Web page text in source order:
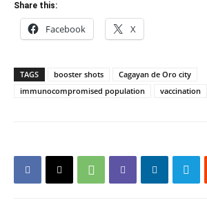
Share this:
Facebook X
TAGS booster shots
Cagayan de Oro city
immunocompromised population
vaccination